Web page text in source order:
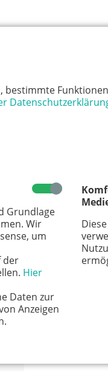
bestimmte
Grundlage
Wir
um
der
Hier
Daten zur
Anzeigen